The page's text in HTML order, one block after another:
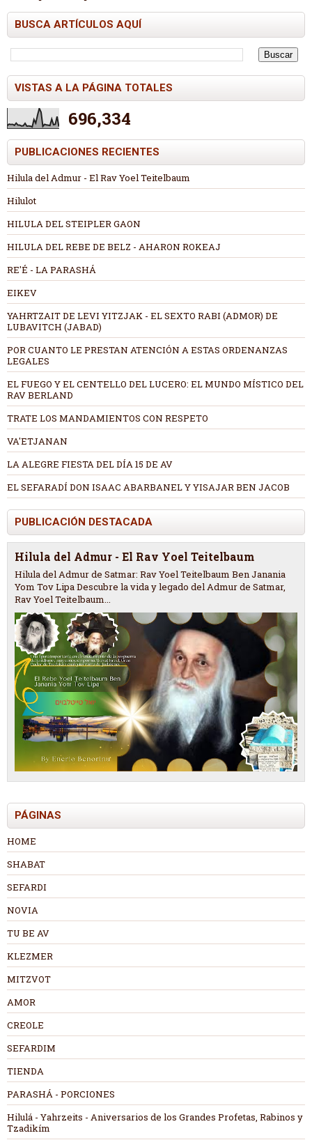
BUSCA ARTÍCULOS AQUÍ
VISTAS A LA PÁGINA TOTALES
696,334
PUBLICACIONES RECIENTES
Hilula del Admur - El Rav Yoel Teitelbaum
Hilulot
HILULA DEL STEIPLER GAON
HILULA DEL REBE DE BELZ - AHARON ROKEAJ
RE'É - LA PARASHÁ
EIKEV
YAHRTZAIT DE LEVI YITZJAK - EL SEXTO RABI (ADMOR) DE
LUBAVITCH (JABAD)
POR CUANTO LE PRESTAN ATENCIÓN A ESTAS ORDENANZAS
LEGALES
EL FUEGO Y EL CENTELLO DEL LUCERO: EL MUNDO MÍSTICO DEL
RAV BERLAND
TRATE LOS MANDAMIENTOS CON RESPETO
VA'ETJANAN
LA ALEGRE FIESTA DEL DÍA 15 DE AV
EL SEFARADÍ DON ISAAC ABARBANEL Y YISAJAR BEN JACOB
PUBLICACIÓN DESTACADA
Hilula del Admur - El Rav Yoel Teitelbaum
Hilula del Admur de Satmar: Rav Yoel Teitelbaum Ben Janania
Yom Tov Lipa Descubre la vida y legado del Admur de Satmar,
Rav Yoel Teitelbaum...
PÁGINAS
HOME
SHABAT
SEFARDI
NOVIA
TU BE AV
KLEZMER
MITZVOT
AMOR
CREOLE
SEFARDIM
TIENDA
PARASHÁ - PORCIONES
Hilulá - Yahrzeits - Aniversarios de los Grandes Profetas, Rabinos y
Tzadikím